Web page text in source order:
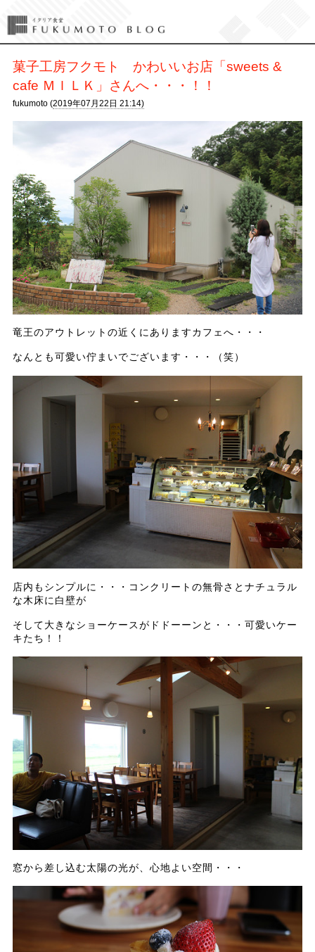
菓子工房フクモト かわいいお店「sweets &
cafe ＭＩＬＫ」さんへ・・・！！
fukumoto (2019年07月22日 21:14)
竜王のアウトレットの近くにありますカフェへ・・・
なんとも可愛い佇まいでございます・・・（笑）
店内もシンプルに・・・コンクリートの無骨さとナチュラル
な木床に白壁が
そして大きなショーケースがドドーーンと・・・可愛いケー
キたち！！
窓から差し込む太陽の光が、心地よい空間・・・